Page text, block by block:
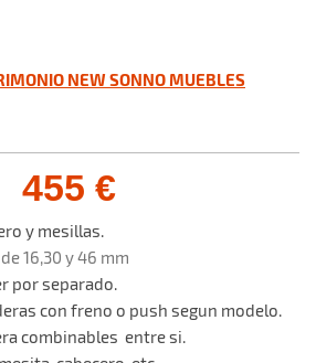
455 €
y mesillas.
16,30 y 46 mm
por separado.
con freno o push segun modelo.
combinables entre si.